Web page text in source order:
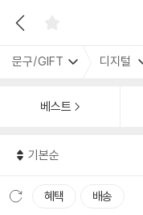
문구/GIFT 디지털
베스트
기본순
혜택 배송